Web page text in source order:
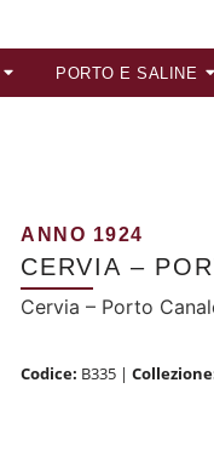
PORTO E SALINE
ANNO 1924
CERVIA –
Cervia – Porto
Codice: B335 |